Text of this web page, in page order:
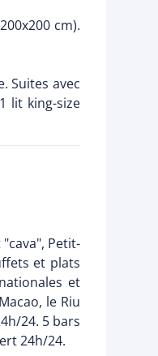
cm).
Suites avec
lit king-size
Petit-
et plats
et
le Riu
24. 5 bars
24h/24.